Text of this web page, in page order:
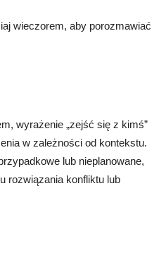
wieczorem, aby porozmawiać
wyrażenie „zejść się z kimś”
w zależności od kontekstu.
lub nieplanowane,
rozwiązania konfliktu lub